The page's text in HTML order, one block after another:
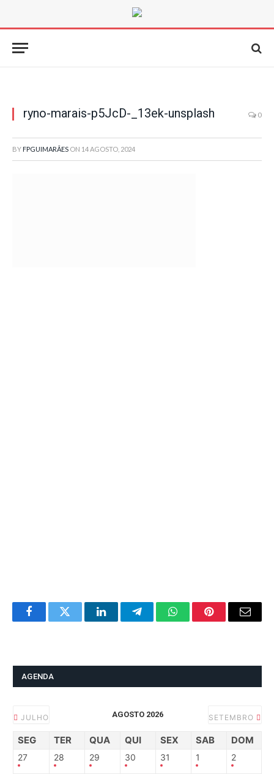
ryno-marais-p5JcD-_13ek-unsplash 0
BY FPGUIMARÃES ON 14 AGOSTO, 2024
FacebookTwitter LinkedInTelegramWhatsAppPinterestEmail
AGENDA
JULHO AGOSTO 2026 SETEMBRO
SEG TER QUA QUI SEX SAB DOM
27 28 29 30 31 1 2